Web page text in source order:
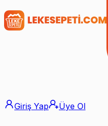
Giriş Yap Üye Ol